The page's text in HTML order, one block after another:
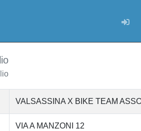
VALSASSINA X BIKE TEAM
VIA A MANZONI 12